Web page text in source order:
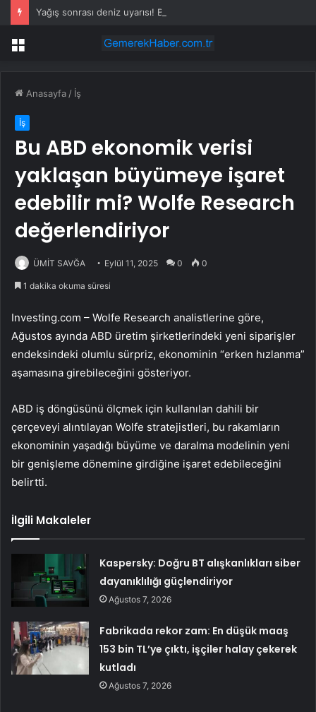
Menü
Anasayfa / İş
İş
Bu ABD ekonomik verisi
yaklaşan büyümeye işaret
edebilir mi? Wolfe Research
değerlendiriyor
ÜMİT SAVĞA Eylül 11, 2025 0 0
1 dakika okuma süresi
Investing.com – Wolfe Research analistlerine göre,
Ağustos ayında ABD üretim şirketlerindeki yeni siparişler
endeksindeki olumlu sürpriz, ekonominin “erken hızlanma”
aşamasına girebileceğini gösteriyor.
ABD iş döngüsünü ölçmek için kullanılan dahili bir
çerçeveyi alıntılayan Wolfe stratejistleri, bu rakamların
ekonominin yaşadığı büyüme ve daralma modelinin yeni
bir genişleme dönemine girdiğine işaret edebileceğini
belirtti.
İlgili Makaleler
Kaspersky: Doğru BT alışkanlıkları siber
dayanıklılığı güçlendiriyor
Ağustos 7, 2026
Fabrikada rekor zam: En düşük maaş
153 bin TL’ye çıktı, işçiler halay çekerek
kutladı
Ağustos 7, 2026